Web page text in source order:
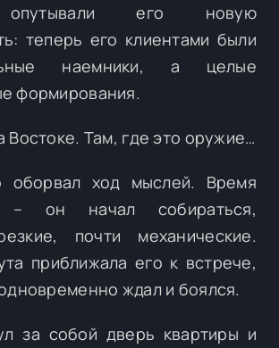
опутывали его новую
теперь его клиентами были
наемники, а целые
формирования.
Там, где это оружие…
оборвал ход мыслей. Время
– он начал собираться,
почти механические.
приближала его к встрече,
ждал и боялся.
за собой дверь квартиры и